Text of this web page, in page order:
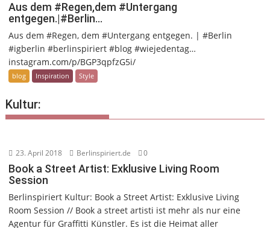
Aus dem #Regen,dem #Untergang
entgegen.|#Berlin…
Aus dem #Regen, dem #Untergang entgegen. | #Berlin
#igberlin #berlinspiriert #blog #wiejedentag…
instagram.com/p/BGP3qpfzG5i/
blog Inspiration Style
Kultur:
23. April 2018 Berlinspiriert.de 0
Book a Street Artist: Exklusive Living Room
Session
Berlinspiriert Kultur: Book a Street Artist: Exklusive Living
Room Session // Book a street artisti ist mehr als nur eine
Agentur für Graffitti Künstler. Es ist die Heimat aller